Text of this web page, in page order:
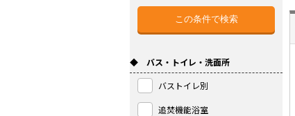
◆ バス・トイレ・洗面所
バストイレ別
追焚機能浴室